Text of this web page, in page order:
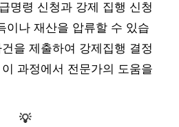
명령 신청과 강제 집행 신청
이나 재산을 압류할 수 있습
을 제출하여 강제집행 결정
과정에서 전문가의 도움을
💡